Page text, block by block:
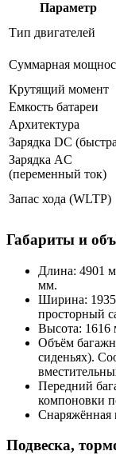
Параметр
Тип двигателей
Суммарная
Крутящий момент
Емкость батареи
Архитектура
Зарядка DC
Зарядка AC
(переменный ток)
Запас хода (WLTP)
Габариты и
Длина: 4901
мм.
Ширина: 1935
просторный
Высота: 1616
Объём
сиденьях).
Передний
компоновки
Снаряжённая
Подвеска,